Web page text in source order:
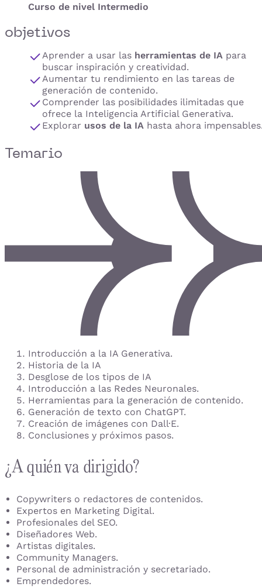
Curso de nivel Intermedio
objetivos
Aprender a usar las herramientas de IA para
buscar inspiración y creatividad.
Aumentar tu rendimiento en las tareas de
generación de contenido.
Comprender las posibilidades ilimitadas que
ofrece la Inteligencia Artificial Generativa.
Explorar usos de la IA hasta ahora
Temario
Introducción a la IA Generativa.
Historia de la IA
Desglose de los tipos de IA
Introducción a las Redes Neuronales.
Herramientas para la generación de contenido.
Generación de texto con ChatGPT.
Creación de imágenes con Dall·E.
Conclusiones y próximos pasos.
¿A quién va dirigido?
Copywriters o redactores de contenidos.
Expertos en Marketing Digital.
Profesionales del SEO.
Diseñadores Web.
Artistas digitales.
Community Managers.
Personal de administración y secretariado.
Emprendedores.